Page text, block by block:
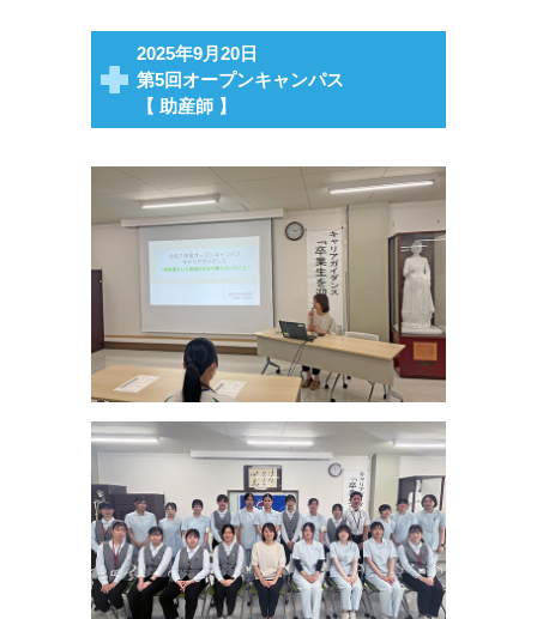
2025年9月20日
第5回オープンキャンパス
【 助産師 】